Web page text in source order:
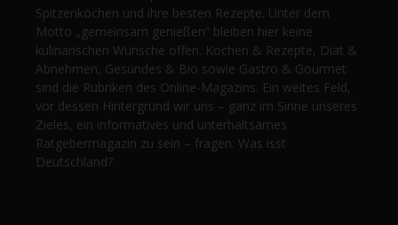
Spitzenköchen und ihre besten Rezepte. Unter dem
Motto „gemeinsam genießen“ bleiben hier keine
kulinarischen Wünsche offen. Kochen & Rezepte, Diät &
Abnehmen, Gesundes & Bio sowie Gastro & Gourmet
sind die Rubriken des Online-Magazins. Ein weites Feld,
vor dessen Hintergrund wir uns – ganz im Sinne unseres
Zieles, ein informatives und unterhaltsames
Ratgebermagazin zu sein – fragen: Was isst
Deutschland?